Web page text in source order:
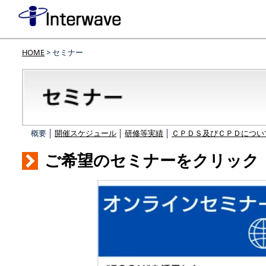
HOME> セミナー
概要 │ 開催スケジュール 研修等実績 ＣＰＤＳ及びＣＰＤにつ
ご希望のセミナーをクリック